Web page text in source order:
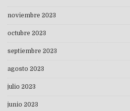
noviembre 2023
octubre 2023
septiembre 2023
agosto 2023
julio 2023
junio 2023